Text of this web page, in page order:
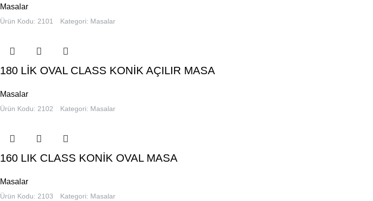
Masalar
Ürün Kodu: 2101 Kategori: Masalar
180 LİK OVAL CLASS KONİK AÇILIR MASA
Masalar
Ürün Kodu: 2102 Kategori: Masalar
160 LIK CLASS KONİK OVAL MASA
Masalar
Ürün Kodu: 2103 Kategori: Masalar